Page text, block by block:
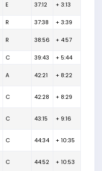
E 37:12 + 3:13
R 37:38 + 3:39
R 38:56 + 4:57
C 39:43 + 5:44
A 42:21 + 8:22
C 42:28 + 8:29
C 43:15 + 9:16
C 44:34 + 10:35
C 44:52 + 10:53